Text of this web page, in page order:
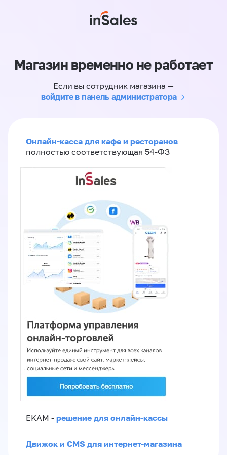
Магазин временно не работает
Если вы сотрудник магазина —
войдите в панель администратора
Онлайн-касса для кафе и ресторанов
полностью соответствующая 54-ФЗ
EKAM - решение для онлайн-кассы
Движок и CMS для интернет-магазина